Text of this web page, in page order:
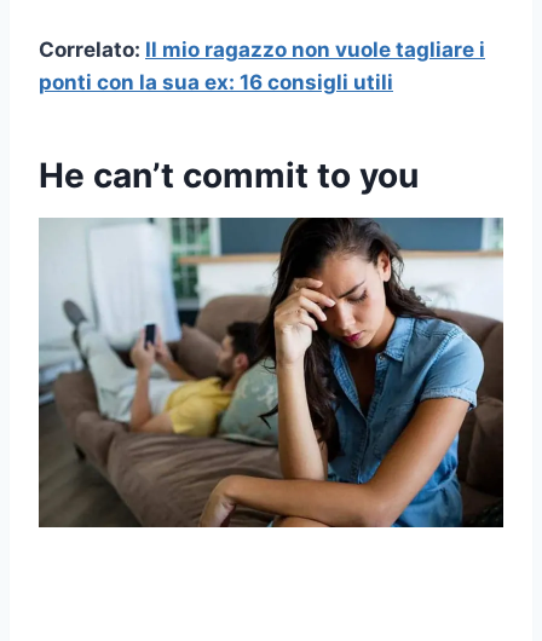
Correlato: Il mio ragazzo non vuole tagliare i
ponti con la sua ex: 16 consigli utili
He can’t commit to you